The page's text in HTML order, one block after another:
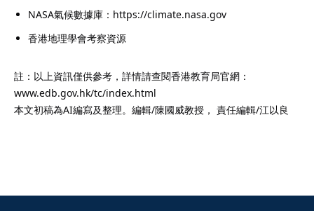
NASA氣候數據庫：https://climate.nasa.gov
香港地理學會考察資源
註：以上資訊僅供參考，詳情請查閱香港教育局官網：
www.edb.gov.hk/tc/index.html
本文初稿為AI編寫及整理。編輯/陳國威教授， 責任編輯/江以良